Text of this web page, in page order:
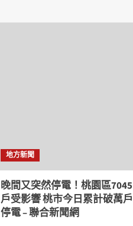
地方新聞
晚間又突然停電！桃園區7045
戶受影響 桃市今日累計破萬戶
停電 – 聯合新聞網